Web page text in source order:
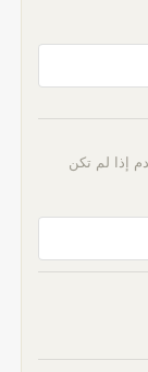
إذا لم تكن